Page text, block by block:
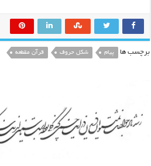
برچسب ها پیام شکل حروف قرآن مقطعه